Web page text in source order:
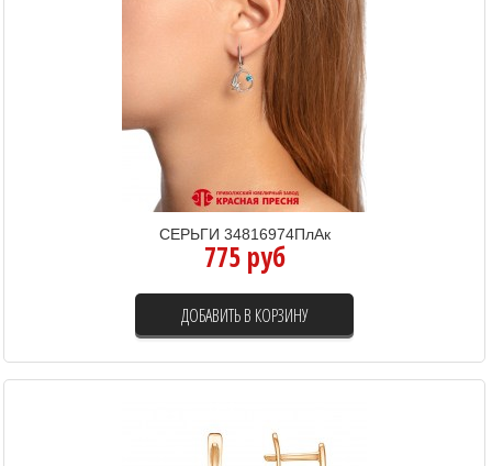
СЕРЬГИ 34816974ПлАк
775 руб
ДОБАВИТЬ В КОРЗИНУ